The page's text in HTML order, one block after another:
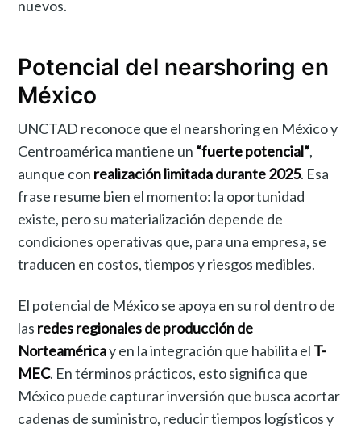
nuevos.
Potencial del nearshoring en
México
UNCTAD reconoce que el nearshoring en México y
Centroamérica mantiene un “fuerte potencial”,
aunque con realización limitada durante 2025. Esa
frase resume bien el momento: la oportunidad
existe, pero su materialización depende de
condiciones operativas que, para una empresa, se
traducen en costos, tiempos y riesgos medibles.
El potencial de México se apoya en su rol dentro de
las redes regionales de producción de
Norteaméricay en la integración que habilita el T-
MEC. En términos prácticos, esto significa que
México puede capturar inversión que busca acortar
cadenas de suministro, reducir tiempos logísticos y